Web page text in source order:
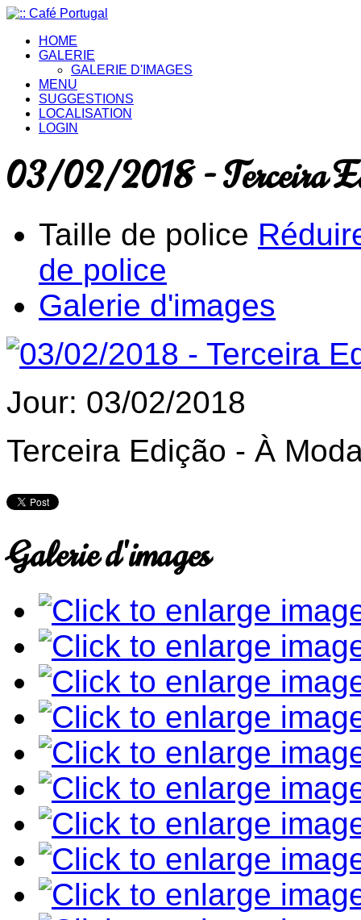
HOME
GALERIE
GALERIE D'IMAGES
MENU
SUGGESTIONS
LOCALISATION
LOGIN
03/02/2018 - Terceira
Taille de police
de police
Galerie d'images
Jour: 03/02/2018
Terceira Edição - À
Galerie d'images